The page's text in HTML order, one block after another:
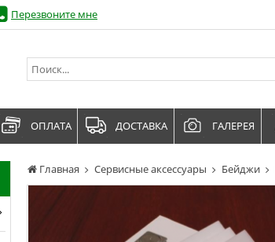
Главная Сервисные аксессуары Бейджи
Перезвоните мне
ОПЛАТА ДОСТАВКА ГАЛЕРЕЯ